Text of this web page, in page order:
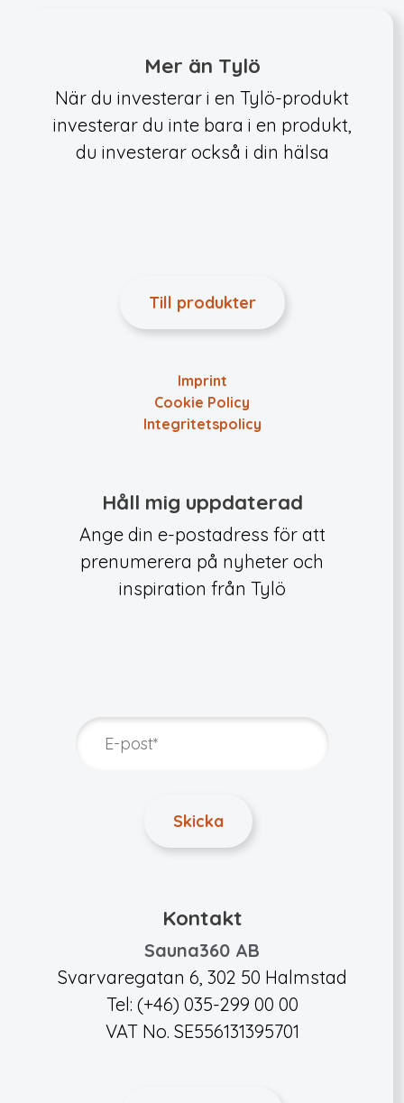
Mer än Tylö
När du investerar i en Tylö-produkt
investerar du inte bara i en produkt,
du investerar också i din hälsa
Till produkter
Imprint
Cookie Policy
Integritets­policy
Håll mig uppdaterad
Ange din e-postadress för att
prenumerera på nyheter och
inspiration från Tylö
Kontakt
Sauna360 AB
Svarvaregatan 6, 302 50 Halmstad
Tel: (+46) 035-299 00 00
VAT No. SE556131395701